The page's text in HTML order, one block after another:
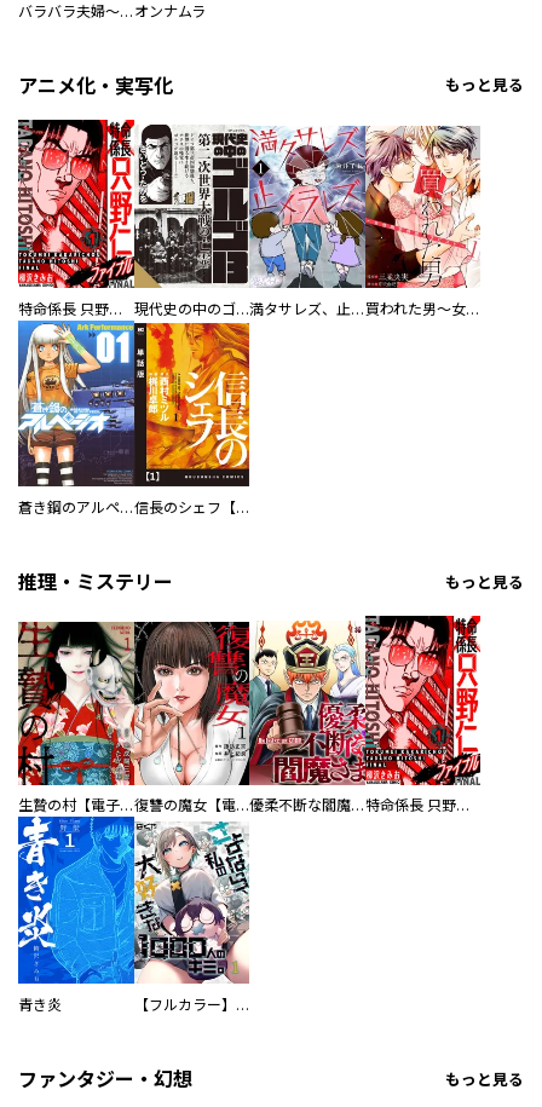
バラバラ夫婦～手足をなくした夫はまだ生きてる オンナムラ
アニメ化・実写化 もっと見る
特命係長 只野仁ファイナル 愛蔵版 現代史の中のゴルゴ13 満タサレズ、止メラレズ 買われた男～女性限定快感セラピスト～【描き下ろしおまけ付き特装版】
蒼き鋼のアルペジオ 信長のシェフ【単話版】
推理・ミステリー もっと見る
生贄の村【電子単行本版】 復讐の魔女【電子単行本版】 優柔不断な閻魔さま 特命係長 只野仁ファイナル 愛蔵版
青き炎 【フルカラー】さよなら、私の大好きな１０００人のキミ。
ファンタジー・幻想 もっと見る